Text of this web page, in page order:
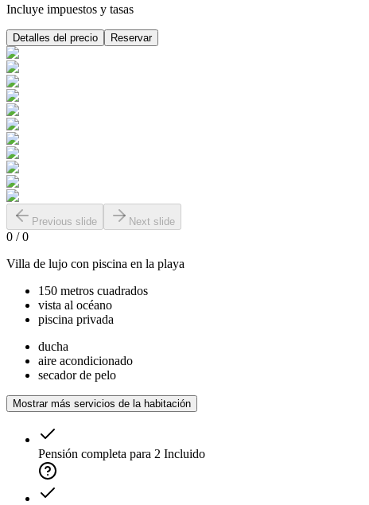
Incluye impuestos y tasas
Detalles del precio Reservar
Previous slide Next slide
0 /0
Villa de lujo con piscina en la playa
150 metros cuadrados
vista al océano
piscina privada
ducha
aire acondicionado
secador de pelo
Mostrar más servicios de la habitación
Pensión completa para 2 Incluido